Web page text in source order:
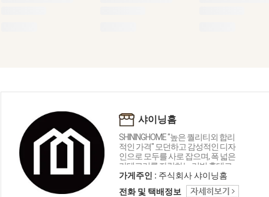
샤이닝홈
SHININGHOME "높은 퀄리티외 합리
적인 가격" 모던하고 감성적인 디자
인으로 모두를 사로 잡으며, 폭 넓은
카테고리를 자랑하는 리빙 홈데코
인테리어 샤이닝홈입니다.
가게주인 : 주식회사 샤이닝홈
전화 및 택배정보